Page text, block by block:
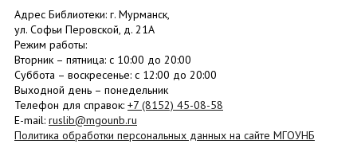
Адрес Библиотеки: г. Мурманск,
ул. Софьи Перовской, д. 21А
Режим работы:
Вторник – пятница: с 10:00 до 20:00
Суббота – воскресенье: c 12:00 до 20:00
Выходной день – понедельник
Телефон для справок: +7 (8152) 45-08-58
E-mail: ruslib@mgounb.ru
Политика обработки персональных данных на сайте МГОУНБ